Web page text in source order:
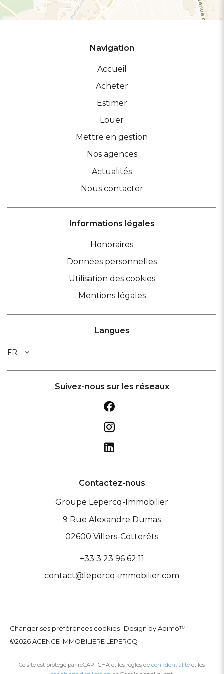
Navigation
Accueil
Acheter
Estimer
Louer
Mettre en gestion
Nos agences
Actualités
Nous contacter
Informations légales
Honoraires
Données personnelles
Utilisation des cookies
Mentions légales
Langues
FR
Suivez-nous sur les réseaux
Contactez-nous
Groupe Lepercq-Immobilier
9 Rue Alexandre Dumas
02600 Villers-Cotterêts
+33 3 23 96 62 11
contact@lepercq-immobilier.com
Changer ses préférences cookies Design byApimo™
©2026 AGENCE IMMOBILIERE LEPERCQ
Ce site est protégé par reCAPTCHA et les règles de confidentialité et les